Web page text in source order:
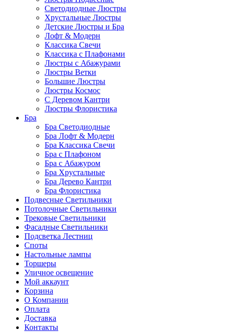
Светодиодные Люстры
Хрустальные Люстры
Детские Люстры и Бра
Лофт & Модерн
Классика Свечи
Классика с Плафонами
Люстры с Абажурами
Люстры Ветки
Большие Люстры
Люстры Космос
С Деревом Кантри
Люстры Флористика
Бра
Бра Светодиодные
Бра Лофт & Модерн
Бра Классика Свечи
Бра с Плафоном
Бра с Абажуром
Бра Хрустальные
Бра Дерево Кантри
Бра Флористика
Подвесные Светильники
Потолочные Светильники
Трековые Светильники
Фасадные Светильники
Подсветка Лестниц
Споты
Настольные лампы
Торшеры
Уличное освещение
Мой аккаунт
Корзина
О Компании
Оплата
Доставка
Контакты